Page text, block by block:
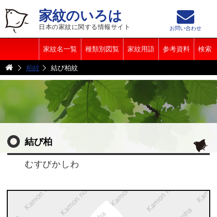
家紋のいろは
日本の家紋に関する情報サイト
家紋名一覧 種類別図覧 家紋用語 参考資料 検索
お問い合わせ
柏紋 結び柏紋
結び柏
むすびかしわ